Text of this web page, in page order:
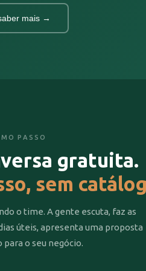
mais →
PASSO
gratuita.
sem
o time. A gente escuta, faz as
úteis, apresenta uma proposta
para o seu negócio.